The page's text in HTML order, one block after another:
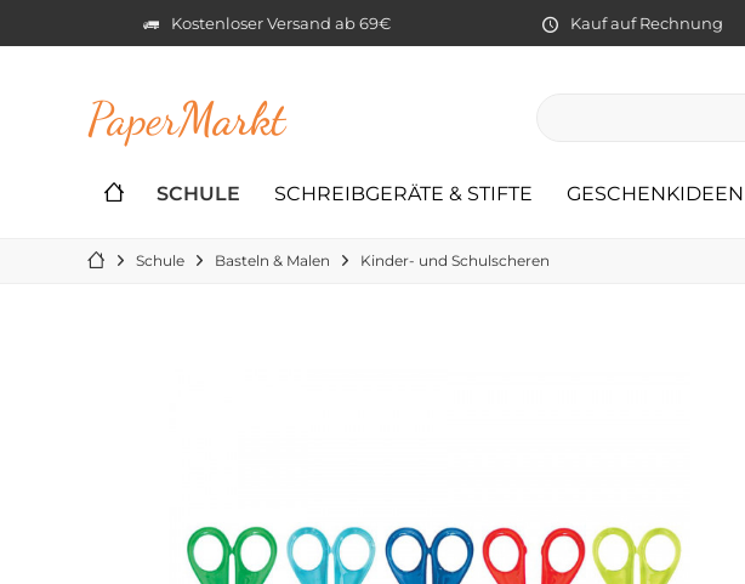
Kostenloser Versand ab 69€ Kauf auf Rechnung
PaperMarkt
SCHULE SCHREIBGERÄTE & STIFTE GESCHENKIDEEN
Schule Basteln & Malen Kinder- und Schulscheren